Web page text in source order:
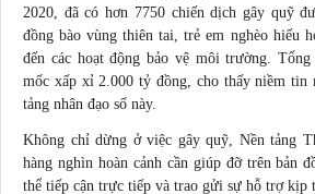
2020, đã có hơn 7750 chiến dịch gây quỹ
đồng bào vùng thiên tai, trẻ em nghèo hiếu
đến các hoạt động bảo vệ môi trường.
mốc xấp xỉ 2.000 tỷ đồng, cho thấy niềm tin
tảng nhân đạo số này.
Không chỉ dừng ở việc gây quỹ, Nền tảng
hàng nghìn hoàn cảnh cần giúp đỡ trênbản
thể tiếp cận trực tiếp và trao gửi sự hỗ trợ kịp